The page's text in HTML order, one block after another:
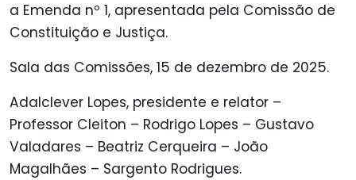
a Emenda nº 1, apresentada pela Comissão de
Constituição e Justiça.
Sala das Comissões, 15 de dezembro de 2025.
Adalclever Lopes, presidente e relator –
Professor Cleiton – Rodrigo Lopes – Gustavo
Valadares – Beatriz Cerqueira – João
Magalhães – Sargento Rodrigues.